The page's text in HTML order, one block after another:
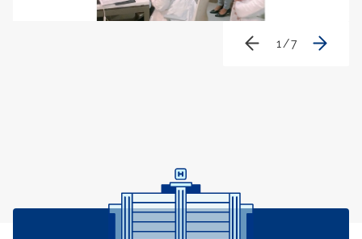
1 /7